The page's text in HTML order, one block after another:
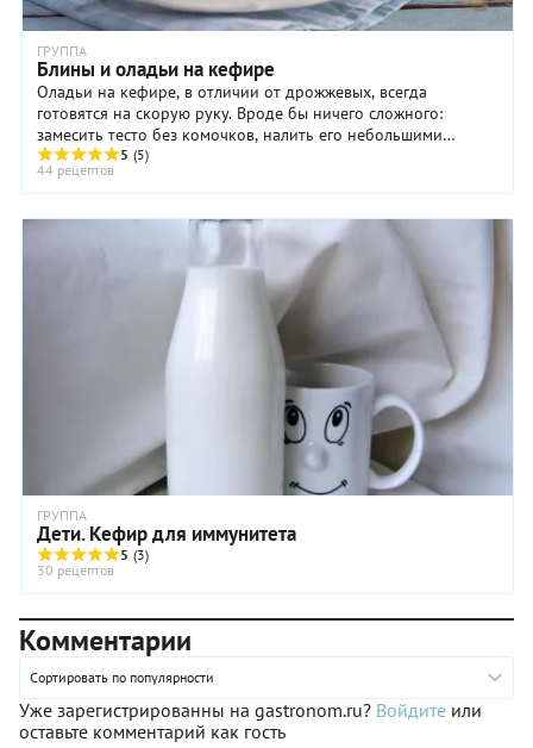
ГРУППА
Блины и оладьи на кефире
Оладьи на кефире, в отличии от дрожжевых, всегда
готовятся на скорую руку. Вроде бы ничего сложного:
замесить тесто без комочков, налить его небольшими
порциями на разогретую сковороду, и через ...
5 (5)
44 рецептов
ГРУППА
Дети. Кефир для иммунитета
5 (3)
30 рецептов
Комментарии
Сортировать по популярности
Уже зарегистрированны на gastronom.ru? Войдите или
оставьте комментарий как гость